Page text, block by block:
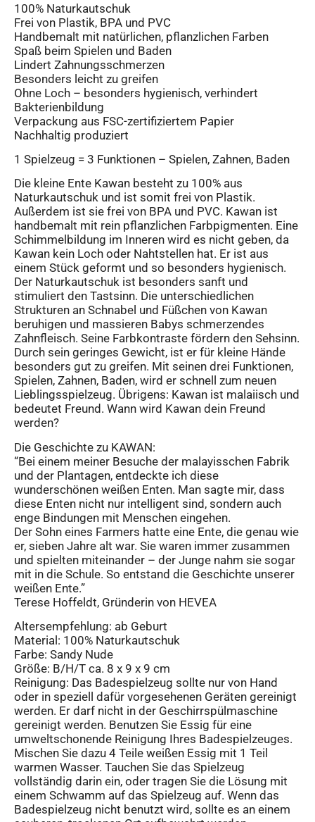
100% Naturkautschuk
Frei von Plastik, BPA und PVC
Handbemalt mit natürlichen, pflanzlichen Farben
Spaß beim Spielen und Baden
Lindert Zahnungsschmerzen
Besonders leicht zu greifen
Ohne Loch – besonders hygienisch, verhindert
Bakterienbildung
Verpackung aus FSC-zertifiziertem Papier
Nachhaltig produziert
1 Spielzeug = 3 Funktionen – Spielen, Zahnen, Baden
Die kleine Ente Kawan besteht zu 100% aus
Naturkautschuk und ist somit frei von Plastik.
Außerdem ist sie frei von BPA und PVC. Kawan ist
handbemalt mit rein pflanzlichen Farbpigmenten. Eine
Schimmelbildung im Inneren wird es nicht geben, da
Kawan kein Loch oder Nahtstellen hat. Er ist aus
einem Stück geformt und so besonders hygienisch.
Der Naturkautschuk ist besonders sanft und
stimuliert den Tastsinn. Die unterschiedlichen
Strukturen an Schnabel und Füßchen von Kawan
beruhigen und massieren Babys schmerzendes
Zahnfleisch. Seine Farbkontraste fördern den Sehsinn.
Durch sein geringes Gewicht, ist er für kleine Hände
besonders gut zu greifen. Mit seinen drei Funktionen,
Spielen, Zahnen, Baden, wird er schnell zum neuen
Lieblingsspielzeug. Übrigens: Kawan ist malaiisch und
bedeutet Freund. Wann wird Kawan dein Freund
werden?
Die Geschichte zu KAWAN:
“Bei einem meiner Besuche der malayisschen Fabrik
und der Plantagen, entdeckte ich diese
wunderschönen weißen Enten. Man sagte mir, dass
diese Enten nicht nur intelligent sind, sondern auch
enge Bindungen mit Menschen eingehen.
Der Sohn eines Farmers hatte eine Ente, die genau wie
er, sieben Jahre alt war. Sie waren immer zusammen
und spielten miteinander – der Junge nahm sie sogar
mit in die Schule. So entstand die Geschichte unserer
weißen Ente.”
Terese Hoffeldt, Gründerin von HEVEA
Altersempfehlung: ab Geburt
Material: 100% Naturkautschuk
Farbe: Sandy Nude
Größe: B/H/T ca. 8 x 9 x 9 cm
Reinigung: Das Badespielzeug sollte nur von Hand
oder in speziell dafür vorgesehenen Geräten gereinigt
werden. Er darf nicht in der Geschirrspülmaschine
gereinigt werden. Benutzen Sie Essig für eine
umweltschonende Reinigung Ihres Badespielzeuges.
Mischen Sie dazu 4 Teile weißen Essig mit 1 Teil
warmen Wasser. Tauchen Sie das Spielzeug
vollständig darin ein, oder tragen Sie die Lösung mit
einem Schwamm auf das Spielzeug auf. Wenn das
Badespielzeug nicht benutzt wird, sollte es an einem